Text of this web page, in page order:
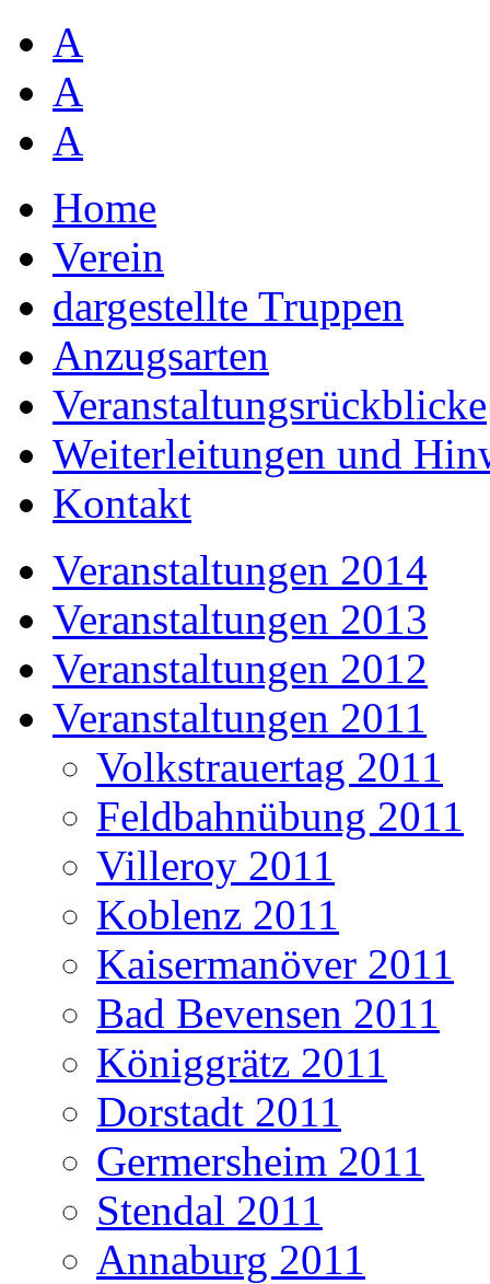
A
A
A
Home
Verein
dargestellte Truppen
Anzugsarten
Veranstaltungsrückblicke
Weiterleitungen und
Kontakt
Veranstaltungen 2014
Veranstaltungen 2013
Veranstaltungen 2012
Veranstaltungen 2011
Volkstrauertag 2011
Feldbahnübung 2011
Villeroy 2011
Koblenz 2011
Kaisermanöver 2011
Bad Bevensen 2011
Königgrätz 2011
Dorstadt 2011
Germersheim 2011
Stendal 2011
Annaburg 2011